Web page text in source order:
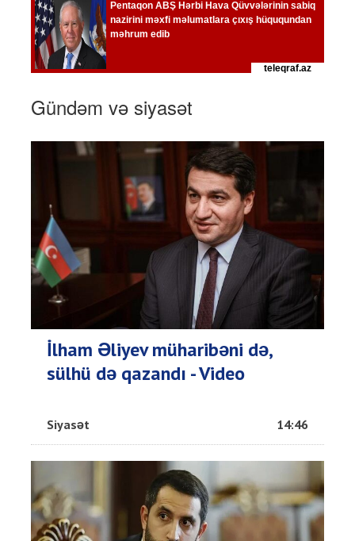
Gündəm və siyasət
İlham Əliyev müharibəni də,
sülhü də qazandı - Video
Siyasət 14:46